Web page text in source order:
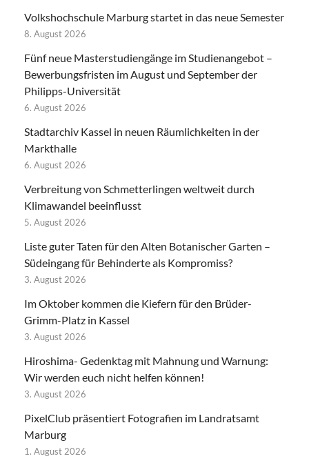
Volkshochschule Marburg startet in das neue Semester
8. August 2026
Fünf neue Masterstudiengänge im Studienangebot –
Bewerbungsfristen im August und September der
Philipps-Universität
6. August 2026
Stadtarchiv Kassel in neuen Räumlichkeiten in der
Markthalle
6. August 2026
Verbreitung von Schmetterlingen weltweit durch
Klimawandel beeinflusst
5. August 2026
Liste guter Taten für den Alten Botanischer Garten –
Südeingang für Behinderte als Kompromiss?
3. August 2026
Im Oktober kommen die Kiefern für den Brüder-
Grimm-Platz in Kassel
3. August 2026
Hiroshima- Gedenktag mit Mahnung und Warnung:
Wir werden euch nicht helfen können!
3. August 2026
PixelClub präsentiert Fotografien im Landratsamt
Marburg
1. August 2026